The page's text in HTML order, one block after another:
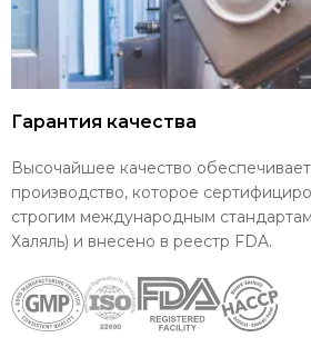
Гарантия качества
Высочайшее качество
производство, которое
строгим международным
Халяль) и внесено в реестр FDA.